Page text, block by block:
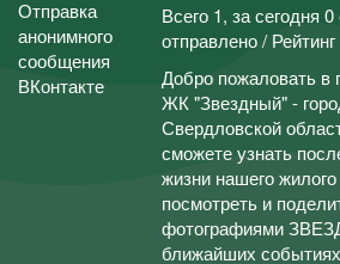
Всего 1, за сегодня
отправлено /
Добро пожаловать в
ЖК "Звездный" -
Свердловской
сможете узнать
жизни нашего
посмотреть и
фотографиями
ближайших